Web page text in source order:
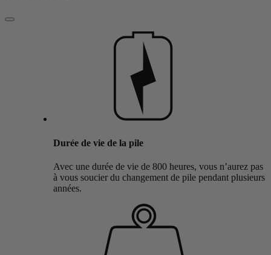
Durée de vie de la pile
Avec une durée de vie de 800 heures, vous n’aurez pas
à vous soucier du changement de pile pendant plusieurs
années.